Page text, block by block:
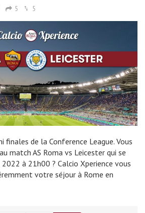
5 5
finales de la Conference League. Vous
match AS Roma vs Leicester qui se
à 21h00 ? Calcio Xperience vous
votre séjour à Rome en